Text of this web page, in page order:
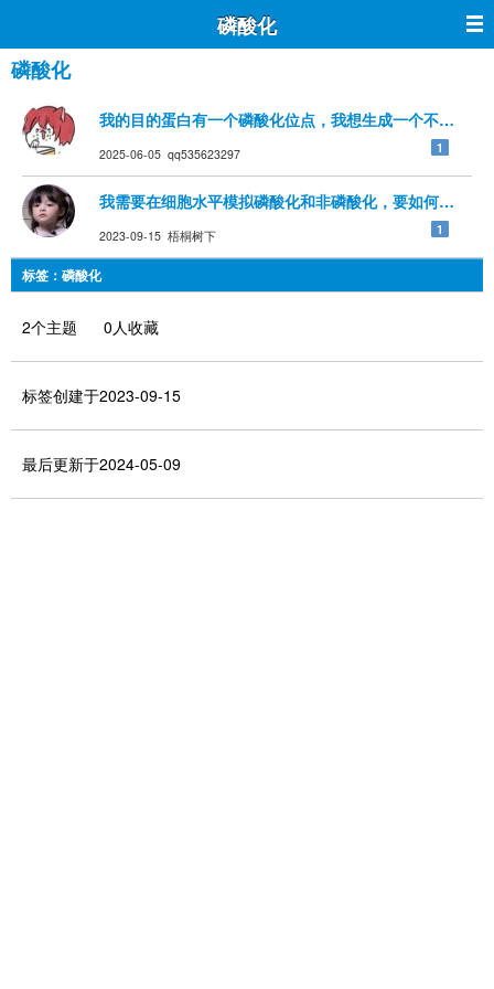
磷酸化
磷酸化
我的目的蛋白有一个磷酸化位点，我想生成一个不能磷
2025-06-05 qq535623297 1
我需要在细胞水平模拟磷酸化和非磷酸化，要如何突变？
2023-09-15 梧桐树下 1
标签：磷酸化
2个主题 0人收藏
标签创建于2023-09-15
最后更新于2024-05-09